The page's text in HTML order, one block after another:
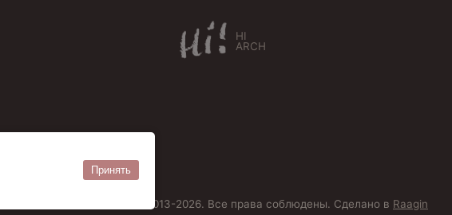
HI
ARCH
© Bersoantik 2013-2026. Все права соблюдены. Сделано в Raagin
Принять